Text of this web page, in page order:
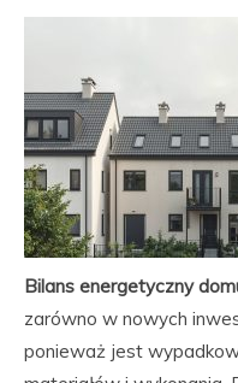
Bilans energetyczny
zarówno w nowych
ponieważ jest